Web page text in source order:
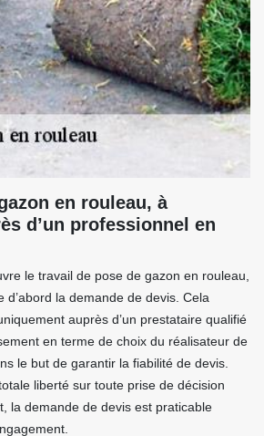
en rouleau, à
d’un professionnel en
le travail de pose de gazon en rouleau,
d’abord la demande de devis. Cela
auprès d’un prestataire qualifié
en terme de choix du réalisateur de
le but de garantir la fiabilité de devis.
liberté sur toute prise de décision
la demande de devis est praticable